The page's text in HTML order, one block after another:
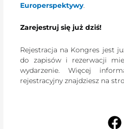
Europerspektywy.
Zarejestruj się już dziś!
Rejestracja na Kongres jest
do zapisów i rezerwacji
wydarzenie. Więcej
rejestracyjny znajdziesz na